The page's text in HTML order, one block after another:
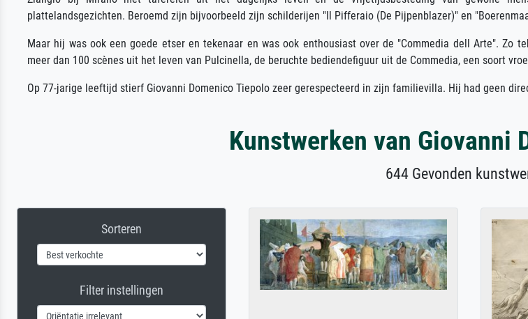
plattelandsgezichten. Beroemd zijn bijvoorbeeld zijn schilderijen "Il Pifferaio (De Pijpenblazer)" en
Maar hij was ook een goede etser en tekenaar en was ook enthousiast over de "Commedia dell Arte". Zo
meer dan 100 scènes uit het leven van Pulcinella, de beruchte bediendefiguur uit de Commedia, een soort
Op 77-jarige leeftijd stierf Giovanni Domenico Tiepolo zeer gerespecteerd in zijn familievilla. Hij had geen
Kunstwerken van Giovanni
644 Gevonden
Sorteren
Filter instellingen